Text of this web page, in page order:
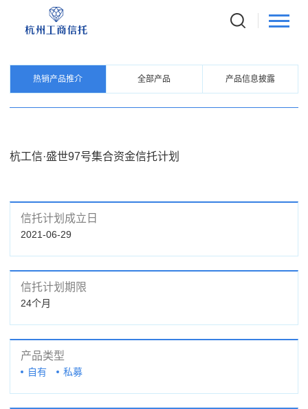
信托产品
热销产品推介 全部产品 产品信息披露
杭工信·盛世97号集合资金信托计划
信托计划成立日
2021-06-29
信托计划期限
24个月
产品类型
自有 私募